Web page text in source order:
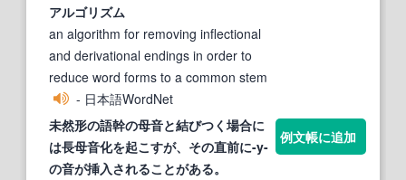
アルゴリズム
an algorithm for removing inflectional
and derivational endings in order to
reduce word forms to a common stem
- 日本語WordNet
未然形の語幹の母音と結びつく場合に
は長母音化を起こすが、その直前に-y-
の音が挿入されることがある。
例文帳に追加